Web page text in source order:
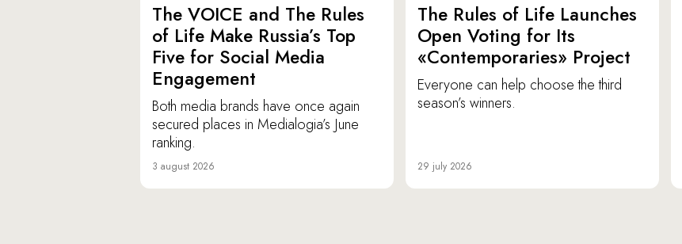
The VOICE and The Rules
of Life Make Russia’s Top
Five for Social Media
Engagement
Both media brands have once again
secured places in Medialogia’s June
ranking.
3 august 2026
The Rules of Life Launches
Open Voting for Its
«Contemporaries» Project
Everyone can help choose the third
season’s winners.
29 july 2026